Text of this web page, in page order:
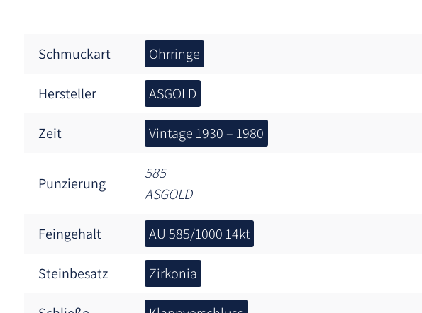
Schmuckart Ohrringe
Hersteller ASGOLD
Zeit Vintage 1930 – 1980
Punzierung
585
ASGOLD
Feingehalt AU 585/1000 14kt
Steinbesatz Zirkonia